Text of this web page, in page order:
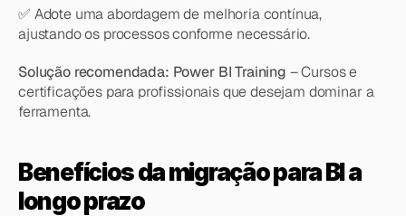
✅ Adote uma abordagem de melhoria contínua,
ajustando os processos conforme necessário.
Solução recomendada: Power BI Training – Cursos e
certificações para profissionais que desejam dominar a
ferramenta.
Benefícios da migração para BI a
longo prazo